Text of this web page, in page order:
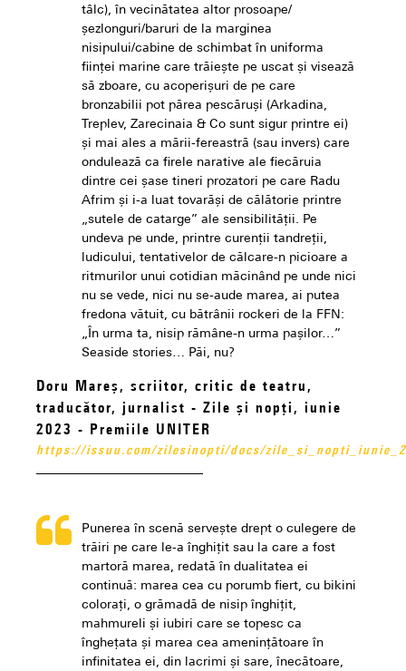
tâlc), în vecinătatea altor prosoape/
șezlonguri/baruri de la marginea
nisipului/cabine de schimbat în uniforma
ființei marine care trăiește pe uscat și visează
să zboare, cu acoperișuri de pe care
bronzabilii pot părea pescăruși (Arkadina,
Treplev, Zarecinaia & Co sunt sigur printre ei)
și mai ales a mării-fereastră (sau invers) care
ondulează ca firele narative ale fiecăruia
dintre cei șase tineri prozatori pe care Radu
Afrim și i-a luat tovarăși de călătorie printre
„sutele de catarge” ale sensibilității. Pe
undeva pe unde, printre curenții tandreții,
ludicului, tentativelor de călcare-n picioare a
ritmurilor unui cotidian măcinând pe unde nici
nu se vede, nici nu se-aude marea, ai putea
fredona vătuit, cu bătrânii rockeri de la FFN:
„În urma ta, nisip rămâne-n urma pașilor…”
Seaside stories… Păi, nu?
Doru Mareș, scriitor, critic de teatru,
traducător, jurnalist - Zile și nopți, iunie
2023 - Premiile UNITER
https://issuu.com/zilesinopti/docs/
Punerea în scenă servește drept o culegere de
trăiri pe care le-a înghițit sau la care a fost
martoră marea, redată în dualitatea ei
continuă: marea cea cu porumb fiert, cu bikini
colorați, o grămadă de nisip înghițit,
mahmureli și iubiri care se topesc ca
înghețata și marea cea amenințătoare în
infinitatea ei, din lacrimi și sare, înecătoare,